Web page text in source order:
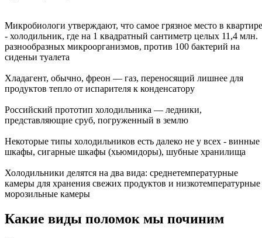
Микробиологи утверждают, что самое грязное место в квартире
- холодильник, где на 1 квадратный сантиметр целых 11,4 млн.
разнообразных микроорганизмов, против 100 бактерий на
сиденьи туалета
Хладагент, обычно, фреон — газ, переносящий лишнее для
продуктов тепло от испарителя к конденсатору
Российский прототип холодильника — ледники,
представляющие сруб, погруженный в землю
Некоторые типы холодильников есть далеко не у всех - винные
шкафы, сигарные шкафы (хьюмидоры), шубные хранилища
Холодильники делятся на два вида: среднетемпературные
камеры для хранения свежих продуктов и низкотемпературные
морозильные камеры
Какие виды поломок мы починим